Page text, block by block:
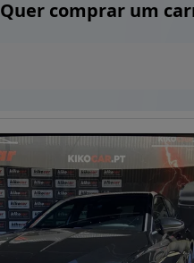
Quer comprar um